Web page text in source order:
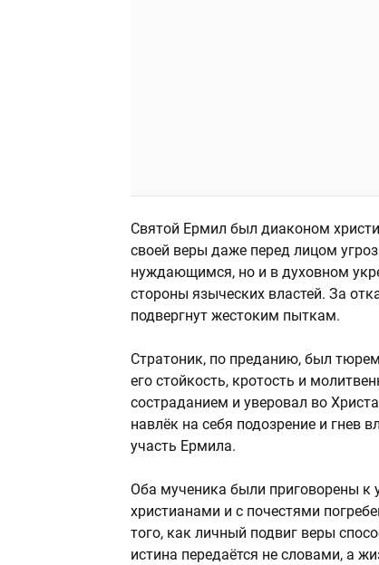
Святой Ермил был диаконом
своей веры даже перед лицом
нуждающимся, но и в духовном
стороны языческих властей. За
подвергнут жестоким пыткам.
Стратоник, по преданию, был
его стойкость, кротость и
состраданием и уверовал во
навлёк на себя подозрение и гнев
участь Ермила.
Оба мученика были приговорены к
христианами и с почестями
того, как личный подвиг веры
истина передаётся не словами, а